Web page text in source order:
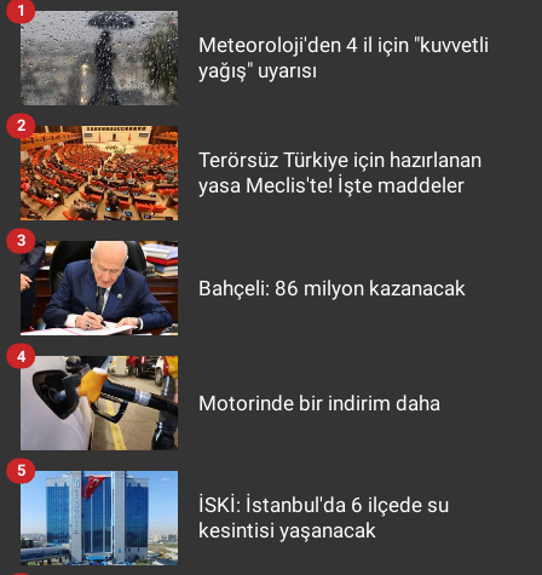
Meteoroloji'den 4 il için "kuvvetli
yağış" uyarısı
1
Terörsüz Türkiye için hazırlanan
yasa Meclis'te! İşte maddeler
2
Bahçeli: 86 milyon kazanacak
3
Motorinde bir indirim daha
4
İSKİ: İstanbul'da 6 ilçede su
kesintisi yaşanacak
5